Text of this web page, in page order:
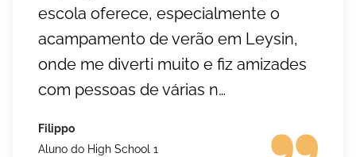
escola oferece, especialmente o
acampamento de verão em Leysin,
onde me diverti muito e fiz amizades
com pessoas de várias n…
Filippo
Aluno do High School 1